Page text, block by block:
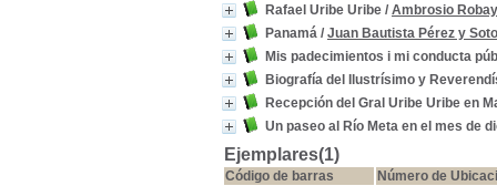
Rafael Uribe Uribe / Ambrosio
Panamá / Juan Bautista Pérez y Soto
Mis padecimientos i mi conducta
Biografía del Ilustrísimo y
Recepción del Gral Uribe Uribe en
Un paseo al Río Meta en el mes de
Ejemplares(1)
Código de barras
Número de